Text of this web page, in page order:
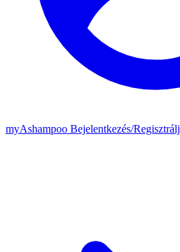
myAshampoo Bejelentkezés/Regisztrálj